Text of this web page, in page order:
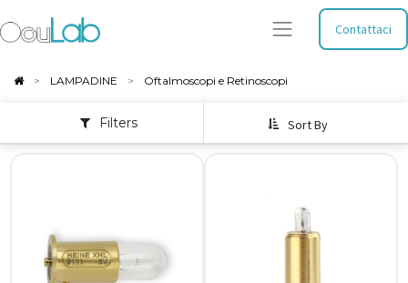
Contattaci
LAMPADINE Oftalmoscopi e Retinoscopi
Filters Sort By